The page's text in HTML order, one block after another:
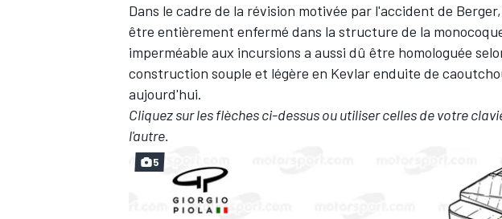
Dans le cadre de la révision motivée par l'accident de
être entièrement enfermé dans la structure de la
imperméable aux incursions a aussi dû être homologuée
construction souple et légère en Kevlar enduite de
aujourd'hui.
Cliquez sur les flèches ci-dessus ou utiliser celles de votre
l'autre.
5